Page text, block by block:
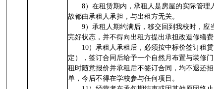
8）在租赁期内，承租人是房屋的实际管理人
故都由承租人承担，与出租方无关。
9）承租人期约满后，移交回到我校时，应当
完好状态，并不得向出租方提出承担改造修缮费
10）承租人承租后，必须按中标价签订租赁
定），签订合同后给予一个自然月布置与装修门
租时随意报价并承租后不签订合同，均不退还招
单，今后不得在学校参与任何项目。